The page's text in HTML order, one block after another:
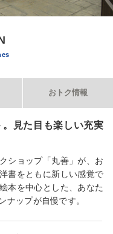
おトク情報
見た目も楽しい充実
ショップ「丸善」が、お
書をともに新しい感覚で
本を中心とした、あなた
ナップが自慢です。